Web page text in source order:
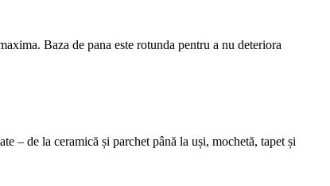
Baza de pana este rotunda pentru a nu deteriora
– de la ceramică și parchet până la uși, mochetă, tapet și